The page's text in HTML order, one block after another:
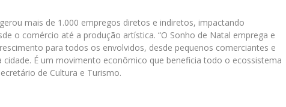
mais de 1.000 empregos diretos e indiretos, impactando
o comércio até a produção artística. “O Sonho de Natal emprega e
para todos os envolvidos, desde pequenos comerciantes e
É um movimento econômico que beneficia todo o ecossistema
de Cultura e Turismo.